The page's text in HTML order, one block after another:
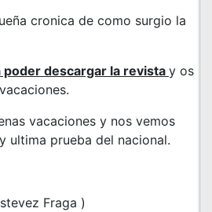
cronica de como surgio la
poder descargar la revistay os
vacaciones y nos vemos
ultima prueba del nacional.
Fraga )